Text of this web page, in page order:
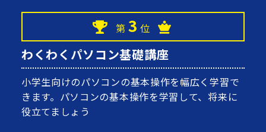
第 3 位
わくわくパソコン基礎講座
小学生向けのパソコンの基本操作を幅広く学習で
きます。パソコンの基本操作を学習して、将来に
役立てましょう